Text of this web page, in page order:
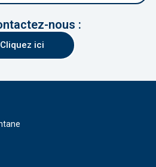
nous :
Cliquez ici